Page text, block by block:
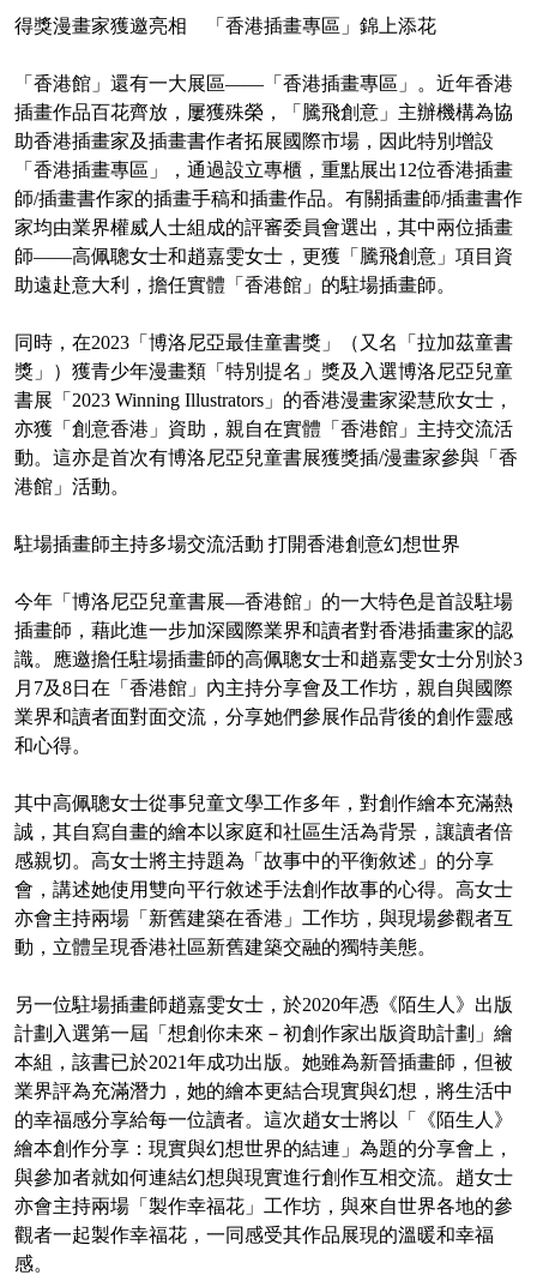
得獎漫畫家獲邀亮相 「香港插畫專區」錦上添花
「香港館」還有一大展區——「香港插畫專區」。近年香港
插畫作品百花齊放，屢獲殊榮，「騰飛創意」主辦機構為協
助香港插畫家及插畫書作者拓展國際市場，因此特別增設
「香港插畫專區」，通過設立專櫃，重點展出12位香港插畫
師/插畫書作家的插畫手稿和插畫作品。有關插畫師/插畫書作
家均由業界權威人士組成的評審委員會選出，其中兩位插畫
師——高佩聰女士和趙嘉雯女士，更獲「騰飛創意」項目資
助遠赴意大利，擔任實體「香港館」的駐場插畫師。
同時，在2023「博洛尼亞最佳童書獎」（又名「拉加茲童書
獎」）獲青少年漫畫類「特別提名」獎及入選博洛尼亞兒童
書展「2023 Winning Illustrators」的香港漫畫家梁慧欣女士，
亦獲「創意香港」資助，親自在實體「香港館」主持交流活
動。這亦是首次有博洛尼亞兒童書展獲獎插/漫畫家參與「香
港館」活動。
駐場插畫師主持多場交流活動 打開香港創意幻想世界
今年「博洛尼亞兒童書展—香港館」的一大特色是首設駐場
插畫師，藉此進一步加深國際業界和讀者對香港插畫家的認
識。應邀擔任駐場插畫師的高佩聰女士和趙嘉雯女士分別於3
月7及8日在「香港館」內主持分享會及工作坊，親自與國際
業界和讀者面對面交流，分享她們參展作品背後的創作靈感
和心得。
其中高佩聰女士從事兒童文學工作多年，對創作繪本充滿熱
誠，其自寫自畫的繪本以家庭和社區生活為背景，讓讀者倍
感親切。高女士將主持題為「故事中的平衡敘述」的分享
會，講述她使用雙向平行敘述手法創作故事的心得。高女士
亦會主持兩場「新舊建築在香港」工作坊，與現場參觀者互
動，立體呈現香港社區新舊建築交融的獨特美態。
另一位駐場插畫師趙嘉雯女士，於2020年憑《陌生人》出版
計劃入選第一屆「想創你未來－初創作家出版資助計劃」繪
本組，該書已於2021年成功出版。她雖為新晉插畫師，但被
業界評為充滿潛力，她的繪本更結合現實與幻想，將生活中
的幸福感分享給每一位讀者。這次趙女士將以「《陌生人》
繪本創作分享：現實與幻想世界的結連」為題的分享會上，
與參加者就如何連結幻想與現實進行創作互相交流。趙女士
亦會主持兩場「製作幸福花」工作坊，與來自世界各地的參
觀者一起製作幸福花，一同感受其作品展現的溫暖和幸福
感。